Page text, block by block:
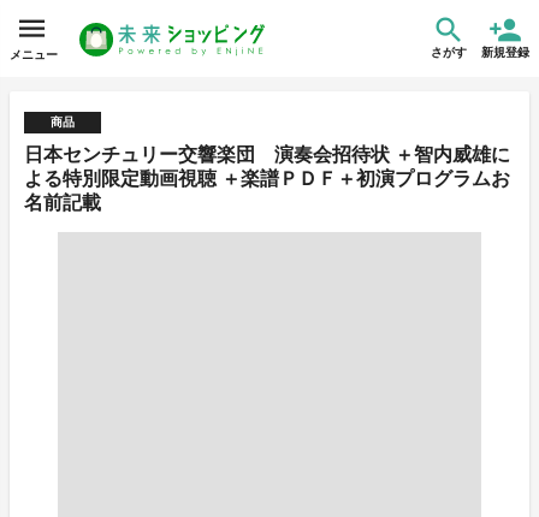
メニュー さがす 新規登録
商品
日本センチュリー交響楽団 演奏会招待状 ＋智内威雄に
よる特別限定動画視聴 ＋楽譜ＰＤＦ＋初演プログラムお
名前記載